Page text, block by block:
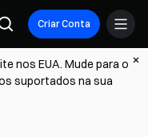
Criar Conta
nos EUA. Mude para o
suportados na sua